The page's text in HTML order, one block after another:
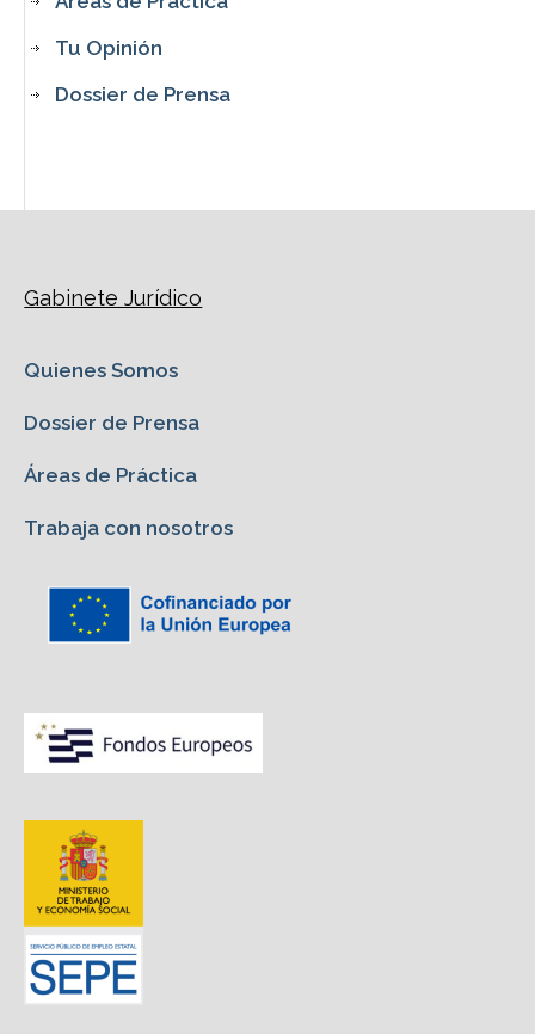
Tu Opinión
Dossier de Prensa
Gabinete Jurídico
Quienes Somos
Dossier de Prensa
Áreas de Práctica
Trabaja con nosotros